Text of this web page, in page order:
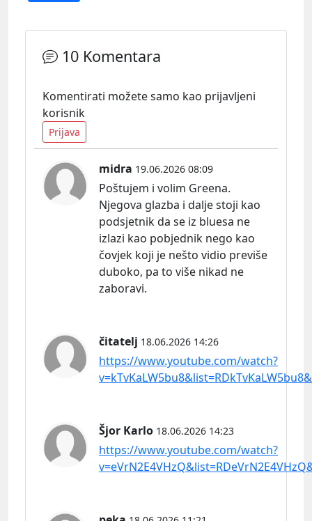
10 Komentara
Komentirati možete samo kao prijavljeni
korisnik
Prijava
midra 19.06.2026 08:09
Poštujem i volim Greena.
Njegova glazba i dalje stoji kao
podsjetnik da se iz bluesa ne
izlazi kao pobjednik nego kao
čovjek koji je nešto vidio previše
duboko, pa to više nikad ne
zaboravi.
čitatelj 18.06.2026 14:26
https://www.youtube.com/watch?
Šjor Karlo 18.06.2026 14:23
https://www.youtube.com/watch?